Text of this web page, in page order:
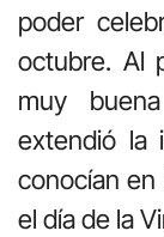
poder
octubre. Al
muy
extendió la
conocían en
el día de la